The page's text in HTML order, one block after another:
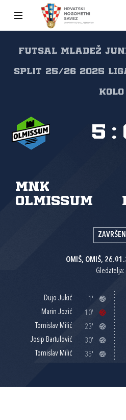
FUTSAL Mladež
Split 25/26 2025
kolo
MNK
Olmissum
5 :
OMIŠ, OMIŠ,
Gledatelja:
Dujo Jukić
1'
Marin Jozić
10'
Tomislav Milić
23'
Josip Bartulović
30'
Tomislav Milić
35'